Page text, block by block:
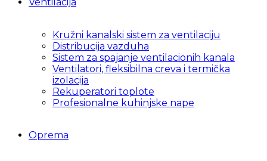
Kružni kanalski sistem za ventilaciju
Distribucija vazduha
Sistem za spajanje ventilacionih kanala
Ventilatori, fleksibilna creva i termička
izolacija
Rekuperatori toplote
Profesionalne kuhinjske nape
Oprema